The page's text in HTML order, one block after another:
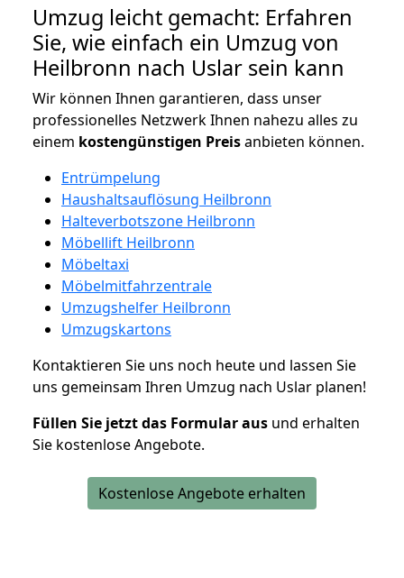
Umzug leicht gemacht: Erfahren
Sie, wie einfach ein Umzug von
Heilbronn nach Uslar sein kann
Wir können Ihnen garantieren, dass unser
professionelles Netzwerk Ihnen nahezu alles zu
einem kostengünstigen Preisanbieten können.
Entrümpelung
Haushaltsauflösung Heilbronn
Halteverbotszone Heilbronn
Möbellift Heilbronn
Möbeltaxi
Möbelmitfahrzentrale
Umzugshelfer Heilbronn
Umzugskartons
Kontaktieren Sie uns noch heute und lassen Sie
uns gemeinsam Ihren Umzug nach Uslar planen!
Füllen Sie jetzt das Formular aus und erhalten
Sie kostenlose Angebote.
Kostenlose Angebote erhalten